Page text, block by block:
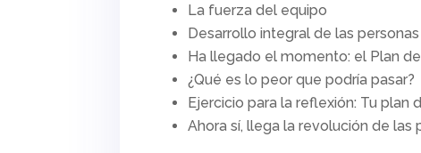
La fuerza del equipo
Desarrollo integral de las personas
Ha llegado el momento: el Plan
¿Qué es lo peor que podría pasar?
Ejercicio para la reflexión: Tu plan
Ahora sí, llega la revolución de las